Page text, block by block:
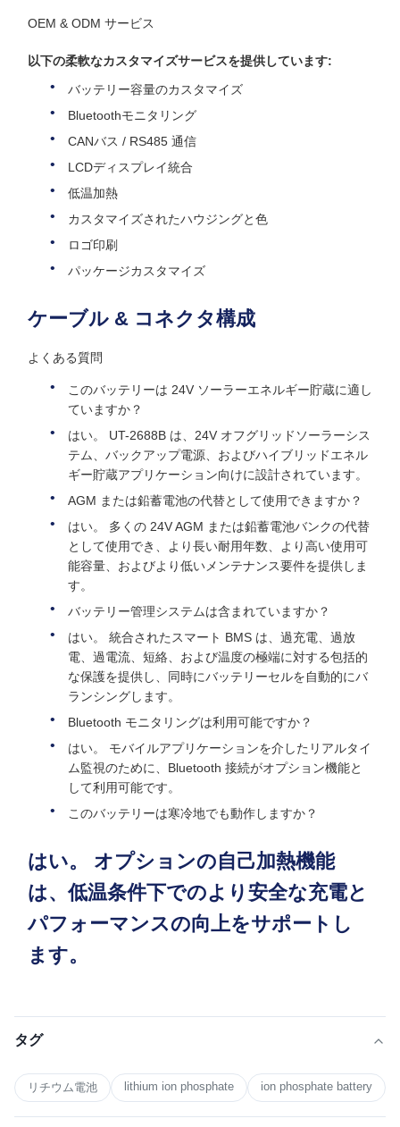
OEM & ODM サービス
以下の柔軟なカスタマイズサービスを提供しています:
バッテリー容量のカスタマイズ
Bluetoothモニタリング
CANバス / RS485 通信
LCDディスプレイ統合
低温加熱
カスタマイズされたハウジングと色
ロゴ印刷
パッケージカスタマイズ
ケーブル & コネクタ構成
よくある質問
このバッテリーは 24V ソーラーエネルギー貯蔵に適し
ていますか？
はい。 UT-2688B は、24V オフグリッドソーラーシス
テム、バックアップ電源、およびハイブリッドエネル
ギー貯蔵アプリケーション向けに設計されています。
AGM または鉛蓄電池の代替として使用できますか？
はい。 多くの 24V AGM または鉛蓄電池バンクの代替
として使用でき、より長い耐用年数、より高い使用可
能容量、およびより低いメンテナンス要件を提供しま
す。
バッテリー管理システムは含まれていますか？
はい。 統合されたスマート BMS は、過充電、過放
電、過電流、短絡、および温度の極端に対する包括的
な保護を提供し、同時にバッテリーセルを自動的にバ
ランシングします。
Bluetooth モニタリングは利用可能ですか？
はい。 モバイルアプリケーションを介したリアルタイ
ム監視のために、Bluetooth 接続がオプション機能と
して利用可能です。
このバッテリーは寒冷地でも動作しますか？
はい。 オプションの自己加熱機能
は、低温条件下でのより安全な充電と
パフォーマンスの向上をサポートし
ます。
タグ
リチウム電池 lithium ion phosphate ion phosphate battery